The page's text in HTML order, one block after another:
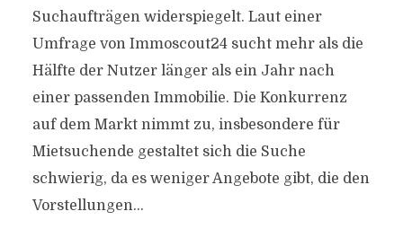
Suchaufträgen widerspiegelt. Laut einer
Umfrage von Immoscout24 sucht mehr als die
Hälfte der Nutzer länger als ein Jahr nach
einer passenden Immobilie. Die Konkurrenz
auf dem Markt nimmt zu, insbesondere für
Mietsuchende gestaltet sich die Suche
schwierig, da es weniger Angebote gibt, die den
Vorstellungen...